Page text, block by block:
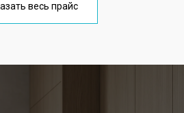
весь прайс